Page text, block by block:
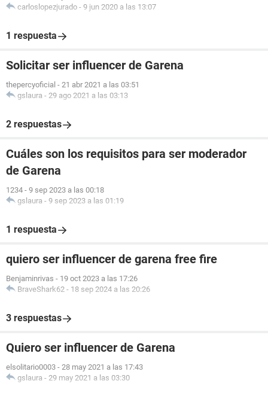
carloslopezjurado - 9 jun 2020 a las 13:07
1 respuesta
Solicitar ser influencer de Garena
thepercyoficial - 21 abr 2021 a las 03:51
gslaura - 29 ago 2021 a las 03:13
2 respuestas
Cuáles son los requisitos para ser moderador
de Garena
1234 - 9 sep 2023 a las 00:18
gslaura - 9 sep 2023 a las 01:19
1 respuesta
quiero ser influencer de garena free fire
Benjaminrivas - 19 oct 2023 a las 17:26
BraveShark62 - 18 sep 2024 a las 20:26
3 respuestas
Quiero ser influencer de Garena
elsolitario0003 - 28 may 2021 a las 17:43
gslaura - 29 may 2021 a las 03:30